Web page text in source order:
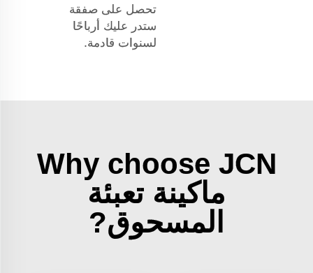
تحصل على صفقة
ستدر عليك أرباحًا
لسنوات قادمة.
Why choose JCN
ماكينة تعبئة
المسحوق?